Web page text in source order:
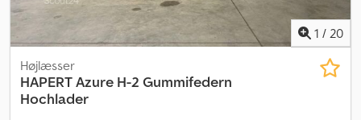
1 / 20
Højlæsser
HAPERTAzure H-2 Gummifedern
Hochlader